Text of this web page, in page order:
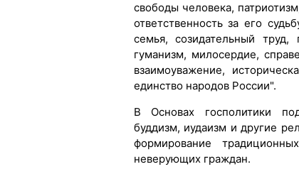
свободы человека,
ответственность за его
семья, созидательный труд,
гуманизм, милосердие,
взаимоуважение,
единство народов России".
В Основах госполитики
буддизм, иудаизм и другие
формирование
неверующих граждан.